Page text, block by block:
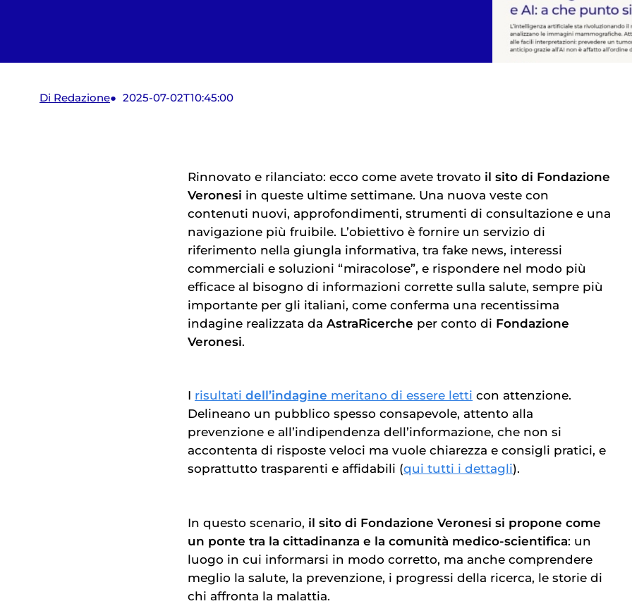
Di Redazione 2025-07-02T10:45:00
Rinnovato e rilanciato: ecco come avete trovato il sito di Fondazione
Veronesi in queste ultime settimane. Una nuova veste con
contenuti nuovi, approfondimenti, strumenti di consultazione e una
navigazione più fruibile. L’obiettivo è fornire un servizio di
riferimento nella giungla informativa, tra fake news, interessi
commerciali e soluzioni “miracolose”, e rispondere nel modo più
efficace al bisogno di informazioni corrette sulla salute, sempre più
importante per gli italiani, come conferma una recentissima
indagine realizzata da AstraRicerche per conto di Fondazione
Veronesi.
I risultati dell’indagine meritano di essere letti con attenzione.
Delineano un pubblico spesso consapevole, attento alla
prevenzione e all’indipendenza dell’informazione, che non si
accontenta di risposte veloci ma vuole chiarezza e consigli pratici, e
soprattutto trasparenti e affidabili (qui tutti i dettagli).
In questo scenario, il sito di Fondazione Veronesi si propone come
un ponte tra la cittadinanza e la comunità medico-scientifica: un
luogo in cui informarsi in modo corretto, ma anche comprendere
meglio la salute, la prevenzione, i progressi della ricerca, le storie di
chi affronta la malattia.